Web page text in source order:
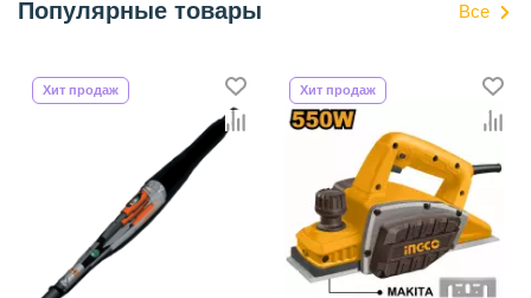
Популярные товары Все
Хит продаж Хит продаж